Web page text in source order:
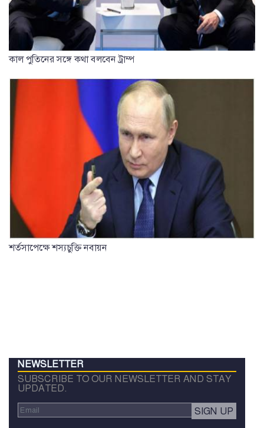
কাল পুতিনের সঙ্গে কথা বলবেন ট্রাম্প
শর্তসাপেক্ষে শস্যচুক্তি নবায়ন
NEWSLETTER
SUBSCRIBE TO OUR NEWSLETTER AND STAY
UPDATED.